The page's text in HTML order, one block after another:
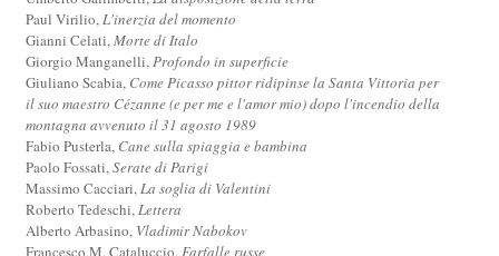
Paul Virilio,L'inerzia del momento
Gianni Celati,Morte di Italo
Giorgio Manganelli,Profondo in superficie
Giuliano Scabia, Come Picasso pittor ridipinse la Santa Vittoria per
il suo maestro Cézanne (e per me e l'amor mio) dopo l'incendio della
montagna avvenuto il 31 agosto 1989
Fabio Pusterla, Cane sulla spiaggia e bambina
Paolo Fossati,Serate di Parigi
Massimo Cacciari,La soglia di Valentini
Roberto Tedeschi,Lettera
Alberto Arbasino, Vladimir Nabokov
Francesco M. Cataluccio, Farfalle russe